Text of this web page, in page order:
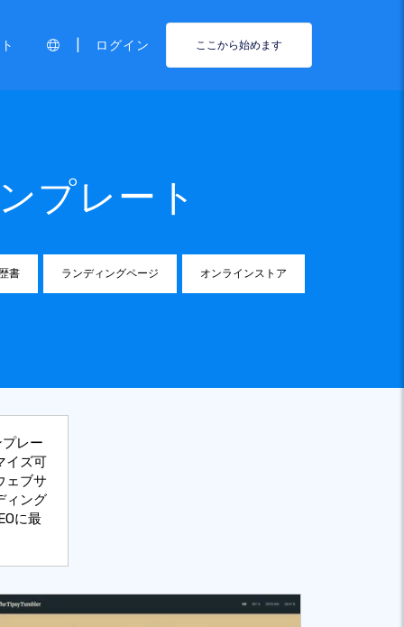
ログイン ここから始めます
プレート
書 ランディングページ オンラインストア
レー
イズ可
ェブサ
ィング
に最